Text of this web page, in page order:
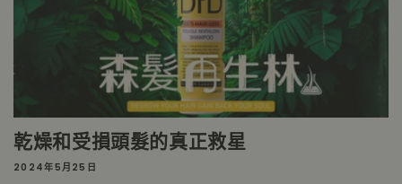
乾燥和受損頭髮的真正救星
2024年5月25日